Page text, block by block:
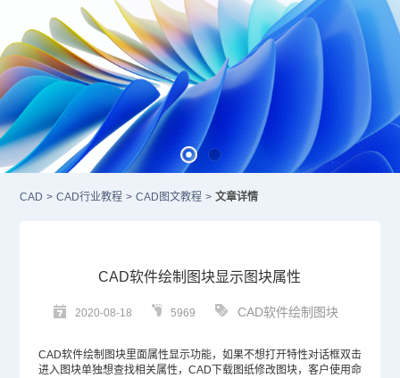
CAD > CAD行业教程 > CAD图文教程 > 文章详情
CAD软件绘制图块显示图块属性
2020-08-18 5969 CAD软件绘制图块
CAD软件绘制图块里面属性显示功能，如果不想打开特性对话框双击
进入图块单独想查找相关属性， CAD下载图纸修改图块，客户使用命